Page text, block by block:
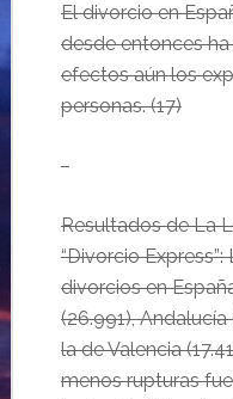
El divorcio en
desde entonces
efectos aún los
personas.(17)
…
Resultados de La
“Divorcio
divorcios en
(26.991),
la de Valencia
menos rupturas